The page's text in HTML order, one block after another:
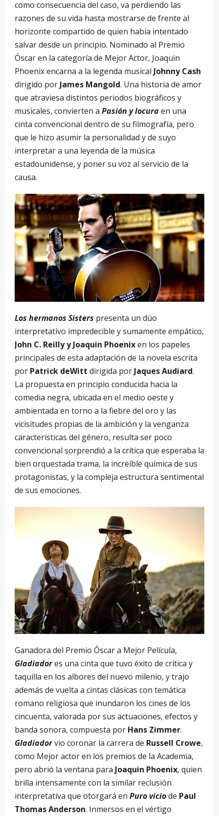
como consecuencia del caso, va perdiendo las
razones de su vida hasta mostrarse de frente al
horizonte compartido de quien había intentado
salvar desde un principio. Nominado al Premio
Óscar en la categoría de Mejor Actor, Joaquin
Phoenix encarna a la legenda musical Johnny Cash
dirigido por James Mangold. Una historia de amor
que atraviesa distintos periodos biográficos y
musicales, convierten a Pasión y locuraen una
cinta convencional dentro de su filmografía, pero
que le hizo asumir la personalidad y de suyo
interpretar a una leyenda de la música
estadounidense, y poner su voz al servicio de la
causa.
Los hermanos Sisters presenta un dúo
interpretativo impredecible y sumamente empático,
John C. Reilly y Joaquin Phoenixen los papeles
principales de esta adaptación de la novela escrita
por Patrick deWitt dirigida por Jaques Audiard.
La propuesta en principio conducida hacia la
comedia negra, ubicada en el medio oeste y
ambientada en torno a la fiebre del oro y las
vicisitudes propias de la ambición y la venganza
características del género, resulta ser poco
convencional sorprendió a la crítica que esperaba la
bien orquestada trama, la increíble química de sus
protagonistas, y la compleja estructura sentimental
de sus emociones.
Ganadora del Premio Óscar a Mejor Película,
Gladiadores una cinta que tuvo éxito de crítica y
taquilla en los albores del nuevo milenio, y trajo
además de vuelta a cintas clásicas con temática
romano religiosa que inundaron los cines de los
cincuenta, valorada por sus actuaciones, efectos y
banda sonora, compuesta por Hans Zimmer.
Gladiadorvio coronar la carrera de Russell Crowe,
como Mejor actor en los premios de la Academia,
pero abrió la ventana para Joaquin Phoenix, quien
brilla intensamente con la similar reclusión
interpretativa que otorgará en Puro viciode Paul
Thomas Anderson. Inmersos en el vértigo